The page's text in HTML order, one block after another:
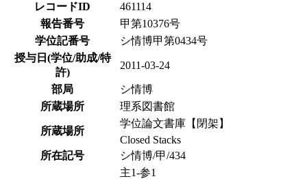
レコードID
461114
報告番号
甲第10376号
学位記番号
シ情博甲第0434号
授与日(学位/助成/特
許)
2011-03-24
部局
シ情博
所蔵場所
理系図書館
所蔵場所
学位論文書庫【閉架】
Closed Stacks
所在記号
シ情博/甲/434
主1-参1